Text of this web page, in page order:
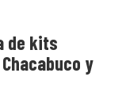
de kits
y